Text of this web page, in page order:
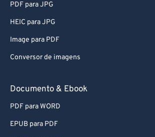
PDF para JPG
HEIC para JPG
Image para PDF
Conversor de imagens
Documento & Ebook
PDF para WORD
EPUB para PDF